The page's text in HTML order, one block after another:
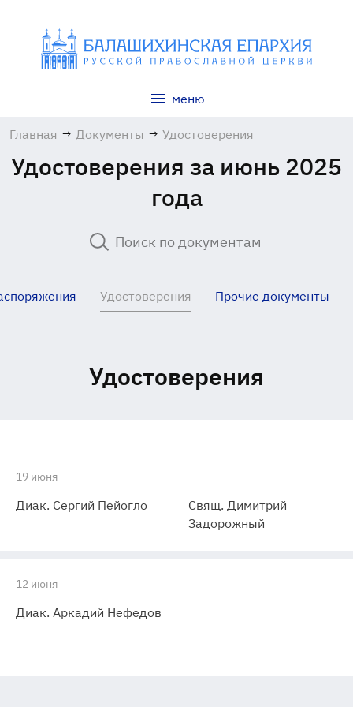
меню
Главная → Документы → Удостоверения
Удостоверения за июнь 2025
года
Удостоверения Прочие документы
Удостоверения
19 июня
Диак. Сергий Пейогло
Свящ. Димитрий
Задорожный
12 июня
Диак. Аркадий Нефедов